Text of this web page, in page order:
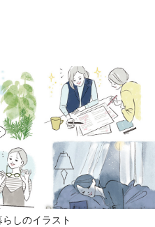
しのイラスト